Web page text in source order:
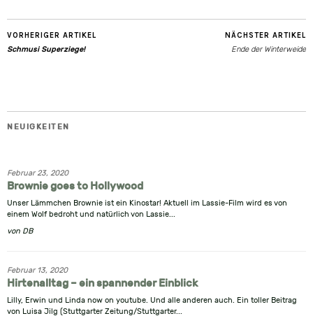
VORHERIGER ARTIKEL
Schmusi Superziege!
NÄCHSTER ARTIKEL
Ende der Winterweide
NEUIGKEITEN
Februar 23, 2020
Brownie goes to Hollywood
Unser Lämmchen Brownie ist ein Kinostar! Aktuell im Lassie-Film wird es von
einem Wolf bedroht und natürlich von Lassie...
von DB
Februar 13, 2020
Hirtenalltag – ein spannender Einblick
Lilly, Erwin und Linda now on youtube. Und alle anderen auch. Ein toller Beitrag
von Luisa Jilg (Stuttgarter Zeitung/Stuttgarter...